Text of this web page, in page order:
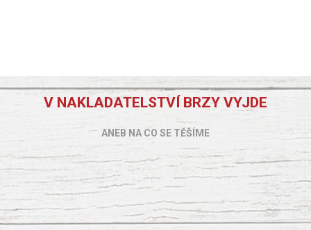
V NAKLADATELSTVÍ BRZY VYJDE
ANEB NA CO SE TĚŠÍME